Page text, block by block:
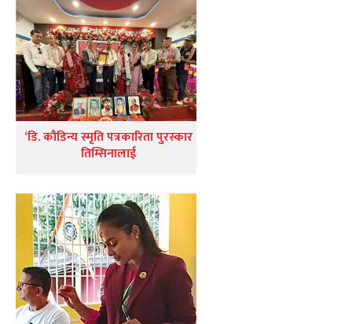
‘डि. कौडिन्य स्मृति पत्रकारिता पुरस्कार
तिम्सिनालाई